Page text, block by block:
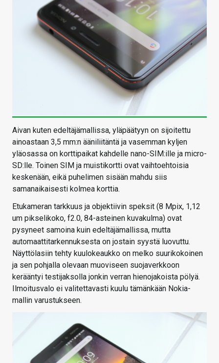
Aivan kuten edeltäjämallissa, yläpäätyyn on sijoitettu
ainoastaan 3,5 mm:n ääniliitäntä ja vasemman kyljen
yläosassa on korttipaikat kahdelle nano-SIM:ille ja micro-
SD:lle. Toinen SIM ja muistikortti ovat vaihtoehtoisia
keskenään, eikä puhelimen sisään mahdu siis
samanaikaisesti kolmea korttia.
Etukameran tarkkuus ja objektiivin speksit (8 Mpix, 1,12
um pikselikoko, f2.0, 84-asteinen kuvakulma) ovat
pysyneet samoina kuin edeltäjämallissa, mutta
automaattitarkennuksesta on jostain syystä luovuttu.
Näyttölasiin tehty kuulokeaukko on melko suurikokoinen
ja sen pohjalla olevaan muoviseen suojaverkkoon
kerääntyi testijaksolla jonkin verran hienojakoista pölyä.
Ilmoitusvalo ei valitettavasti kuulu tämänkään Nokia-
mallin varustukseen.